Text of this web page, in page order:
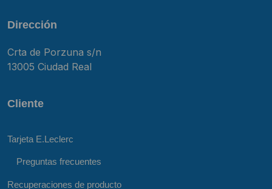
Dirección
Crta de Porzuna s/n
13005 Ciudad Real
Cliente
Tarjeta E.Leclerc
Preguntas frecuentes
Recuperaciones de producto